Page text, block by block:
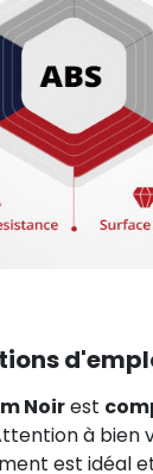
Noirest
à
est idéal